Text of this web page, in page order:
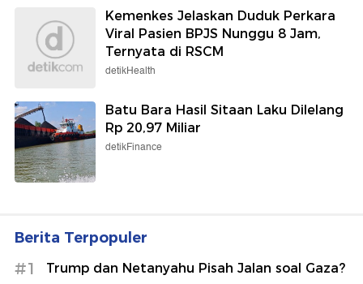
Kemenkes Jelaskan Duduk Perkara
Viral Pasien BPJS Nunggu 8 Jam,
Ternyata di RSCM
detikHealth
Batu Bara Hasil Sitaan Laku Dilelang
Rp 20,97 Miliar
detikFinance
Berita Terpopuler
#1 Trump dan Netanyahu Pisah Jalan soal Gaza?